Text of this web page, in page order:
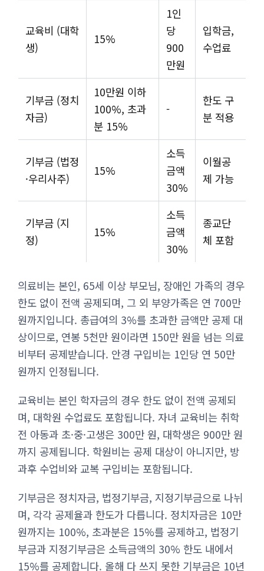
교육비 (대학
생)
15%
1인
당
900
만원
입학금,
수업료
기부금 (정치
자금)
10만원 이하
100%, 초과
분 15%
-
한도 구
분 적용
기부금 (법정
·우리사주)
15%
소득
금액
30%
이월공
제 가능
기부금 (지
정)
15%
소득
금액
30%
종교단
체 포함
의료비는 본인, 65세 이상 부모님, 장애인 가족의 경우
한도 없이 전액 공제되며, 그 외 부양가족은 연 700만
원까지입니다. 총급여의 3%를 초과한 금액만 공제 대
상이므로, 연봉 5천만 원이라면 150만 원을 넘는 의료
비부터 공제받습니다. 안경 구입비는 1인당 연 50만
원까지 인정됩니다.
교육비는 본인 학자금의 경우 한도 없이 전액 공제되
며, 대학원 수업료도 포함됩니다. 자녀 교육비는 취학
전 아동과 초·중·고생은 300만 원, 대학생은 900만 원
까지 공제됩니다. 학원비는 공제 대상이 아니지만, 방
과후 수업비와 교복 구입비는 포함됩니다.
기부금은 정치자금, 법정기부금, 지정기부금으로 나뉘
며, 각각 공제율과 한도가 다릅니다. 정치자금은 10만
원까지는 100%, 초과분은 15%를 공제하고, 법정기
부금과 지정기부금은 소득금액의 30% 한도 내에서
15%를 공제합니다. 올해 다 쓰지 못한 기부금은 10년